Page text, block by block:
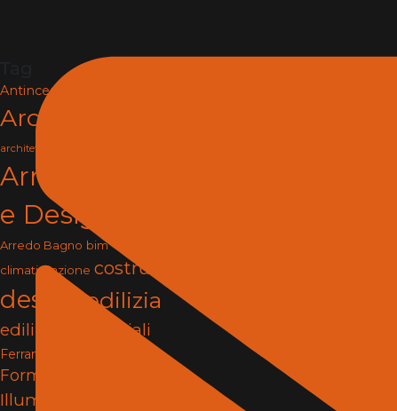
Antincendio e Sicurezza
Architettura
architettura e design
Arredamento
e Design
Arredo Bagno bim
climatizzazione costruzioni
designedilizia
edilizia e materiali
Ferramenta e Fissaggi
Formazione
Illuminazione